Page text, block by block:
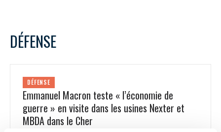
DÉFENSE
DÉFENSE
Emmanuel Macron teste « l’économie de
guerre » en visite dans les usines Nexter et
MBDA dans le Cher